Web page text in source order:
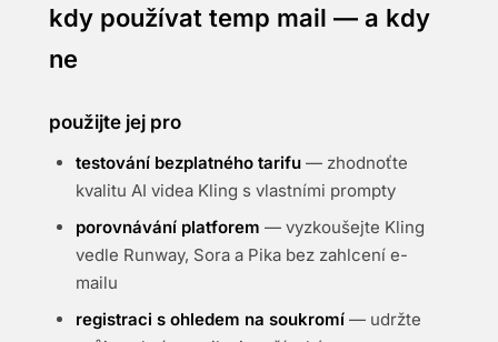
kdy používat temp mail — a kdy
ne
použijte jej pro
testování bezplatného tarifu — zhodnoťte
kvalitu AI videa Kling s vlastními prompty
porovnávání platforem — vyzkoušejte Kling
vedle Runway, Sora a Pika bez zahlcení e-
mailu
registraci s ohledem na soukromí — udržte